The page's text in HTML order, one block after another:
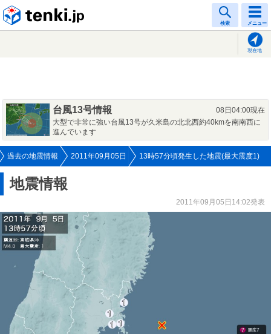
検索 メニュー
現在地
台風13号情報
08日04:00現在
大型で非常に強い台風13号が久米島の北北西約40kmを南南西に
進んでいます
過去の地震情報 2011年09月05日 13時57分頃発生した地震(最大震度1)
地震情報
2011年09月05日14:02発表